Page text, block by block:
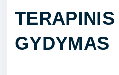
TERAPINIS
GYDYMAS